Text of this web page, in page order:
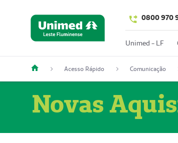
0800 970
Unimed - LF
Acesso Rápido Comunicação
Novas